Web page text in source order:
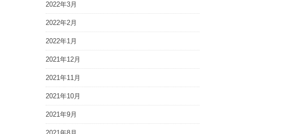
2022年3月
2022年2月
2022年1月
2021年12月
2021年11月
2021年10月
2021年9月